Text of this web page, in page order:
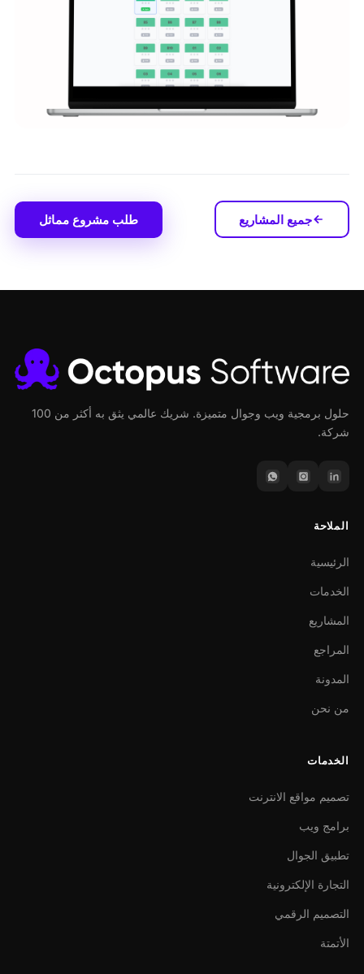
جميع المشاريع طلب مشروع مماثل
حلول برمجية ويب وجوال متميزة. شريك عالمي يثق به أكثر من 100
شركة.
الملاحة
الرئيسية
الخدمات
المشاريع
المراجع
المدونة
من نحن
الخدمات
تصميم مواقع الانترنت
برامج ويب
تطبيق الجوال
التجارة الإلكترونية
التصميم الرقمي
الأتمتة